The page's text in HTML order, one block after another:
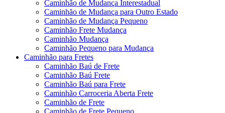
Caminhão de Mudança Interestadual
Caminhão de Mudança para Outro Estado
Caminhão de Mudança Pequeno
Caminhão Frete Mudança
Caminhão Mudança
Caminhão Pequeno para Mudança
Caminhão para Fretes
Caminhão Baú de Frete
Caminhão Baú Frete
Caminhão Baú para Frete
Caminhão Carroceria Aberta Frete
Caminhão de Frete
Caminhão de Frete Pequeno